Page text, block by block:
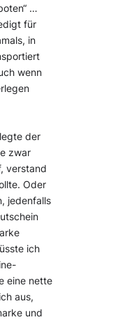
…
für
in
wenn
der
zwar
verstand
Oder
jedenfalls
ich
eine nette
aus,
und